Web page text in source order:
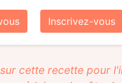
Inscrivez-vous
cette recette pour